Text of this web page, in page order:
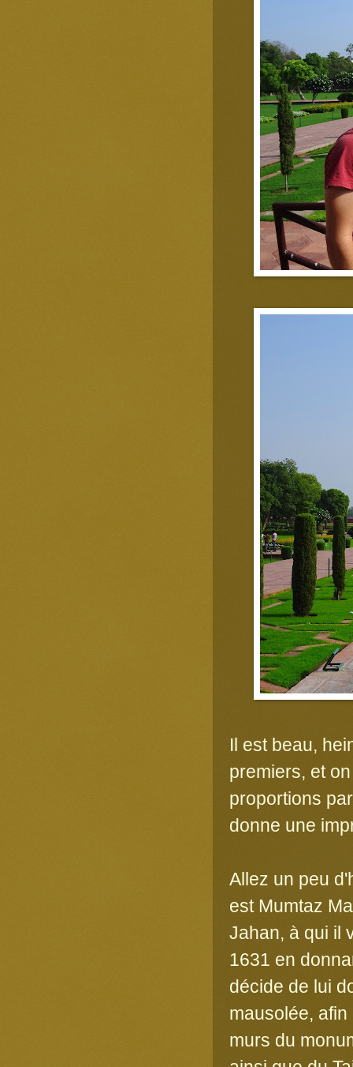
Il est beau,
premiers, et
proportions
donne une
Allez un peu
est Mumtaz
Jahan, à qui il
1631 en
décide de lui
mausolée,
murs du